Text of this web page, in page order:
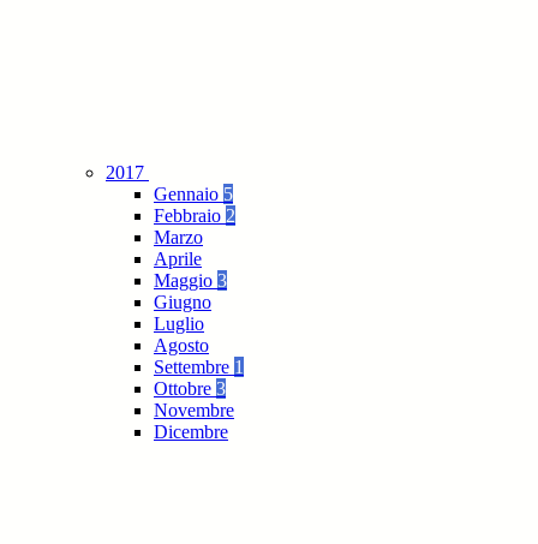
2017
Gennaio 5
Febbraio 2
Marzo
Aprile
Maggio 3
Giugno
Luglio
Agosto
Settembre 1
Ottobre 3
Novembre
Dicembre